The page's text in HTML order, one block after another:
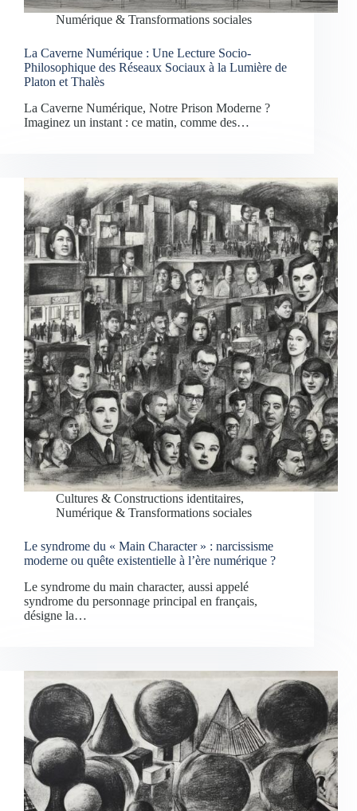
Numérique & Transformations sociales
La Caverne Numérique : Une Lecture Socio-
Philosophique des Réseaux Sociaux à la Lumière de
Platon et Thalès
La Caverne Numérique, Notre Prison Moderne ?
Imaginez un instant : ce matin, comme des…
Cultures & Constructions identitaires,
Numérique & Transformations sociales
Le syndrome du « Main Character » : narcissisme
moderne ou quête existentielle à l’ère numérique ?
Le syndrome du main character, aussi appelé
syndrome du personnage principal en français,
désigne la…